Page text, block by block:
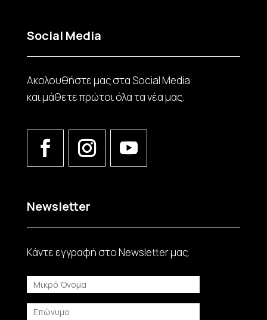
Social Media
Ακολουθήστε μας στα Social Media
και μάθετε πρώτοι όλα τα νέα μας.
Newsletter
Κάντε εγγραφή στο Νewsletter μας.